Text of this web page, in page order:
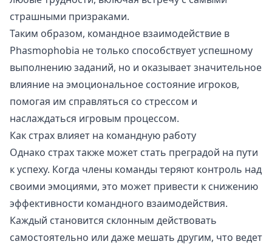
страшными призраками.
Таким образом, командное взаимодействие в
Phasmophobia не только способствует успешному
выполнению заданий, но и оказывает значительное
влияние на эмоциональное состояние игроков,
помогая им справляться со стрессом и
наслаждаться игровым процессом.
Как страх влияет на командную работу
Однако страх также может стать преградой на пути
к успеху. Когда члены команды теряют контроль над
своими эмоциями, это может привести к снижению
эффективности командного взаимодействия.
Каждый становится склонным действовать
самостоятельно или даже мешать другим, что ведет